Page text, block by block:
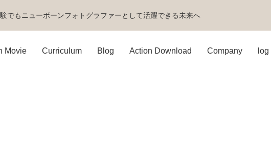
でもニューボーンフォトグラファーとして活躍できる未来へ
Movie Curriculum Blog Action Download Company log